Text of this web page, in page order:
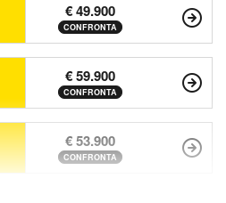
€ 49.900
CONFRONTA
€ 59.900
CONFRONTA
€ 53.900
CONFRONTA